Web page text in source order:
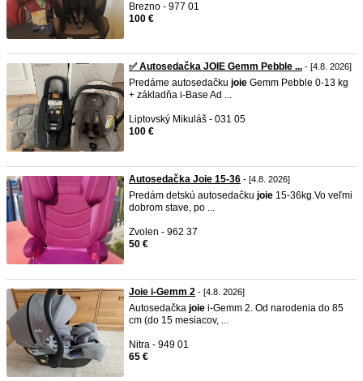
Brezno - 977 01
100 €
✅ Autosedačka JOIE Gemm Pebble ... - [4.8. 2026]
Predáme autosedačku joie Gemm Pebble 0-13 kg
+ základňa i-Base Ad ...
Liptovský Mikuláš - 031 05
100 €
Autosedačka Joie 15-36 - [4.8. 2026]
Predám detskú autosedačku joie 15-36kg.Vo veľmi
dobrom stave, po ...
Zvolen - 962 37
50 €
Joie i-Gemm 2 - [4.8. 2026]
Autosedačka joie i-Gemm 2. Od narodenia do 85
cm (do 15 mesiacov, ...
Nitra - 949 01
65 €